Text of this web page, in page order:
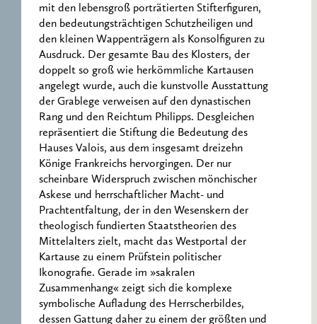
mit den lebensgroß porträtierten Stifterfiguren,
den bedeutungsträchtigen Schutzheiligen und
den kleinen Wappenträgern als Konsolfiguren zu
Ausdruck. Der gesamte Bau des Klosters, der
doppelt so groß wie herkömmliche Kartausen
angelegt wurde, auch die kunstvolle Ausstattung
der Grablege verweisen auf den dynastischen
Rang und den Reichtum Philipps. Desgleichen
repräsentiert die Stiftung die Bedeutung des
Hauses Valois, aus dem insgesamt dreizehn
Könige Frankreichs hervorgingen. Der nur
scheinbare Widerspruch zwischen mönchischer
Askese und herrschaftlicher Macht- und
Prachtentfaltung, der in den Wesenskern der
theologisch fundierten Staatstheorien des
Mittelalters zielt, macht das Westportal der
Kartause zu einem Prüfstein politischer
Ikonografie. Gerade im »sakralen
Zusammenhang« zeigt sich die komplexe
symbolische Aufladung des Herrscherbildes,
dessen Gattung daher zu einem der größten und